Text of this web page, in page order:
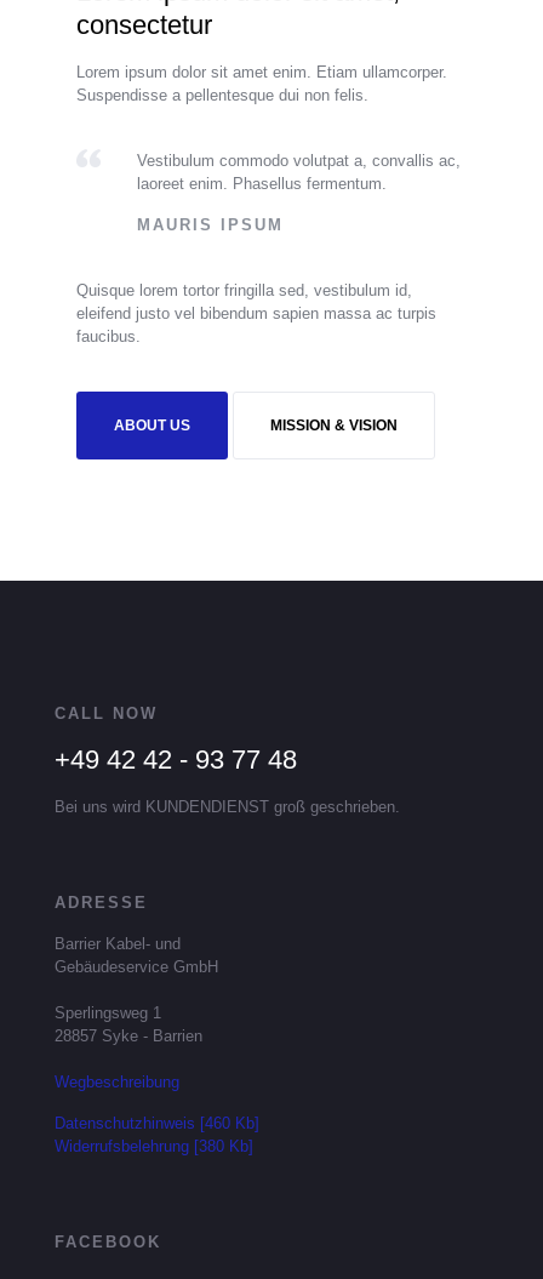
consectetur
Lorem ipsum dolor sit amet enim. Etiam ullamcorper.
Suspendisse a pellentesque dui non felis.
Vestibulum commodo volutpat a, convallis ac,
laoreet enim. Phasellus fermentum.
MAURIS IPSUM
Quisque lorem tortor fringilla sed, vestibulum id,
eleifend justo vel bibendum sapien massa ac turpis
faucibus.
ABOUT US MISSION & VISION
CALL NOW
+49 42 42 - 93 77 48
Bei uns wird KUNDENDIENST groß geschrieben.
ADRESSE
Barrier Kabel- und
Gebäudeservice GmbH
Sperlingsweg 1
28857 Syke - Barrien
Wegbeschreibung
Datenschutzhinweis [460 Kb]
Widerrufsbelehrung [380 Kb]
FACEBOOK